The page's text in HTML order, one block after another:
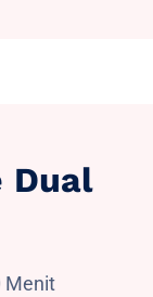
Dual
Menit